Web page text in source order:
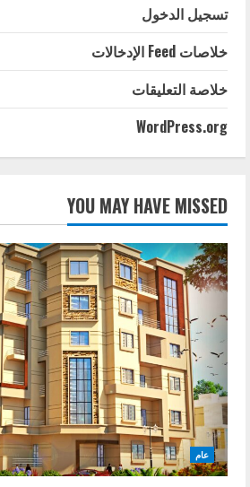
تسجيل الدخول
خلاصات Feed الإدخالات
خلاصة التعليقات
WordPress.org
YOU MAY HAVE MISSED
عام